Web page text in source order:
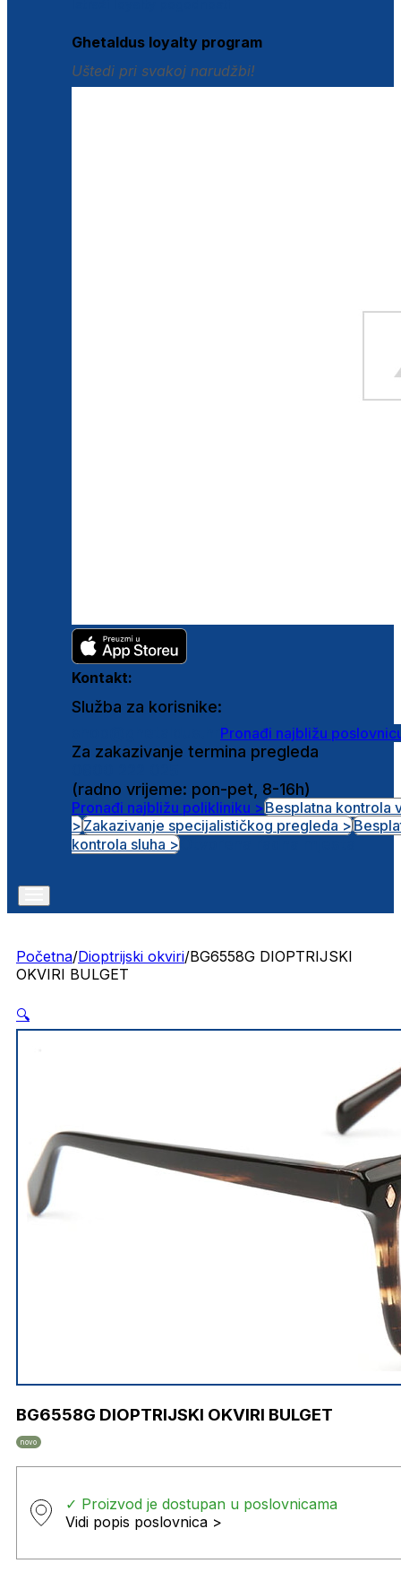
Ghetaldus loyalty program
Uštedi pri svakoj narudžbi!
Kontakt:
Služba za korisnike:
Pronađi najbližu
Za zakazivanje termina pregleda
(radno vrijeme: pon-pet, 8-16h)
Pronađi najbližu polikliniku >Besplatna kontrola
>Zakazivanje specijalističkog pregleda >
kontrola sluha >
Početna/Dioptrijski okviri/BG6558G DIOPTRIJSKI
OKVIRI BULGET
🔍
BG6558G DIOPTRIJSKI OKVIRI BULGET
novo
✓ Proizvod je dostupan u poslovnicama
Vidi popis poslovnica >